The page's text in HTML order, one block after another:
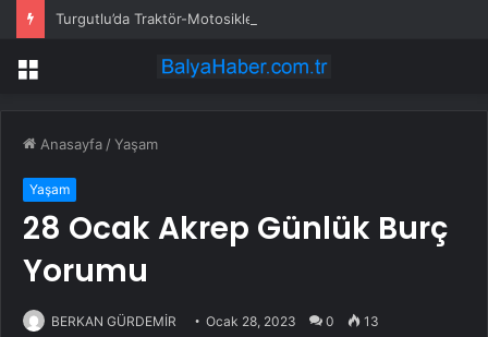
Turgutlu’da Traktör-Motosiklet Kazası
Menü
Anasayfa /Yaşam
Yaşam
28 Ocak Akrep Günlük Burç
Yorumu
BERKAN GÜRDEMİR Ocak 28, 2023 0 13